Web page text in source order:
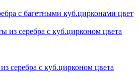
с багетными куб.цирконами цвет
серебра с куб.цирконом цвета